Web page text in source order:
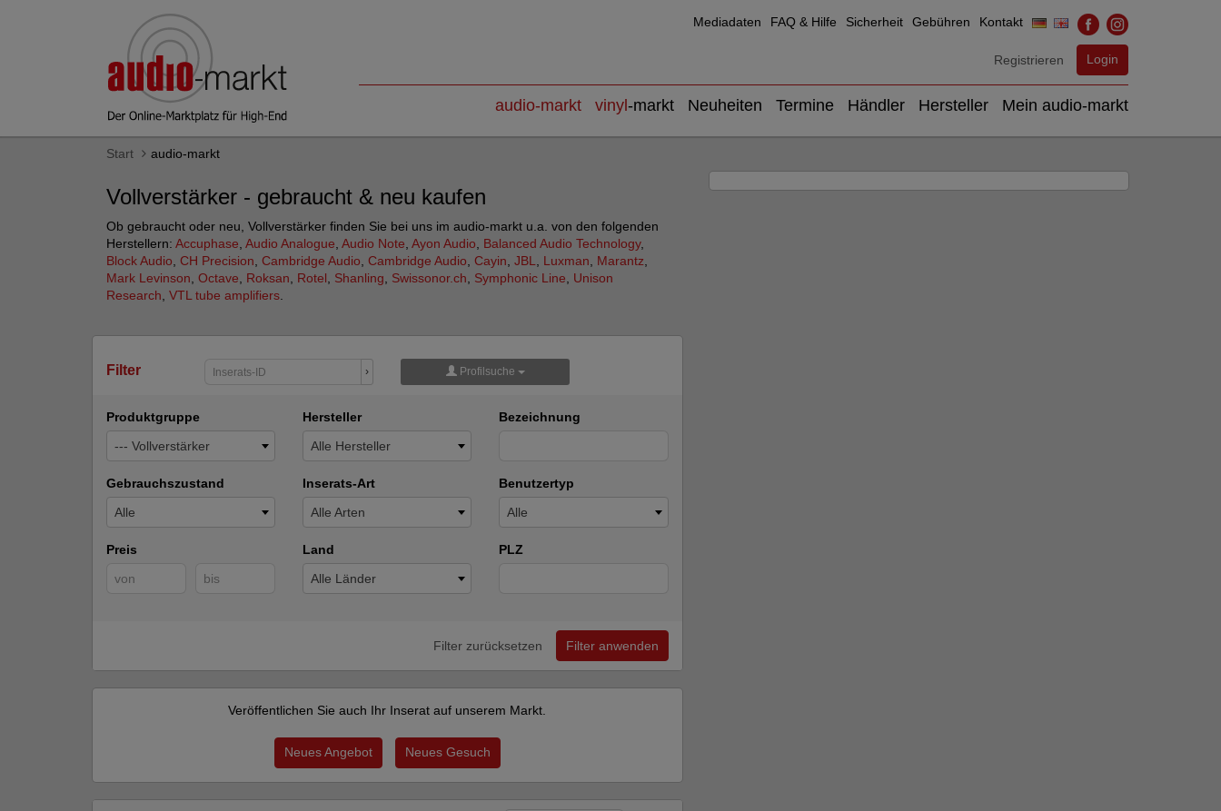
Mediadaten FAQ & Hilfe Sicherheit Gebühren Kontakt
Registrieren Login
audio-markt vinyl -markt Neuheiten Termine Händler Hersteller Mein audio-markt
Start audio-markt
Vollverstärker - gebraucht & neu kaufen
Ob gebraucht oder neu, Vollverstärker finden Sie bei uns im audio-markt u.a. von den folgenden
Herstellern: Accuphase Audio Analogue Audio Note Ayon Audio Balanced Audio Technology,
Block Audio CH Precision Cambridge Audio Cambridge Audio Cayin JBL Luxman Marantz
Mark Levinson Octave Roksan Rotel Shanling Swissonor.ch Symphonic Line
Unison
Research VTL tube amplifiers
Filter › Profilsuche
Produktgruppe
--- Vollverstärker
Gebrauchszustand
Alle
Hersteller
Alle Hersteller
Inserats-Art
Alle Arten
Bezeichnung
Benutzertyp
Alle
Preis
Land
Alle Länder
PLZ
Filter zurücksetzen Filter anwenden
Veröffentlichen Sie auch Ihr Inserat auf unserem Markt.
Neues Angebot Neues Gesuch